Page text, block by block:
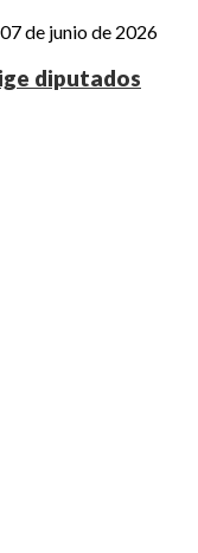
de junio de 2026
diputados